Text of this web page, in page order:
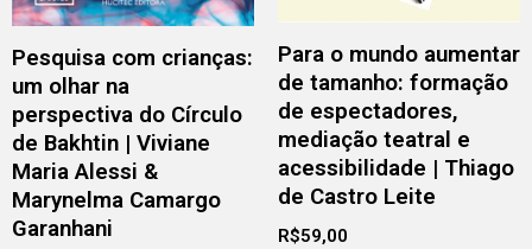
Pesquisa com crianças:
um olhar na
perspectiva do Círculo
de Bakhtin | Viviane
Maria Alessi &
Marynelma Camargo
Garanhani
Para o mundo aumentar
de tamanho: formação
de espectadores,
mediação teatral e
acessibilidade | Thiago
de Castro Leite
R$59,00